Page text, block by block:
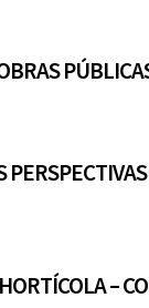
PERSPECTIVAS
–